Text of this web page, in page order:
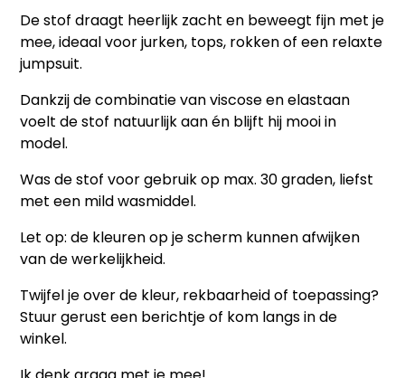
De stof draagt heerlijk zacht en beweegt fijn met je
mee, ideaal voor jurken, tops, rokken of een relaxte
jumpsuit.
Dankzij de combinatie van viscose en elastaan
voelt de stof natuurlijk aan én blijft hij mooi in
model.
Was de stof voor gebruik op max. 30 graden, liefst
met een mild wasmiddel.
Let op: de kleuren op je scherm kunnen afwijken
van de werkelijkheid.
Twijfel je over de kleur, rekbaarheid of toepassing?
Stuur gerust een berichtje of kom langs in de
winkel.